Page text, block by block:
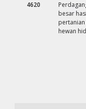
4620
besar
hewan